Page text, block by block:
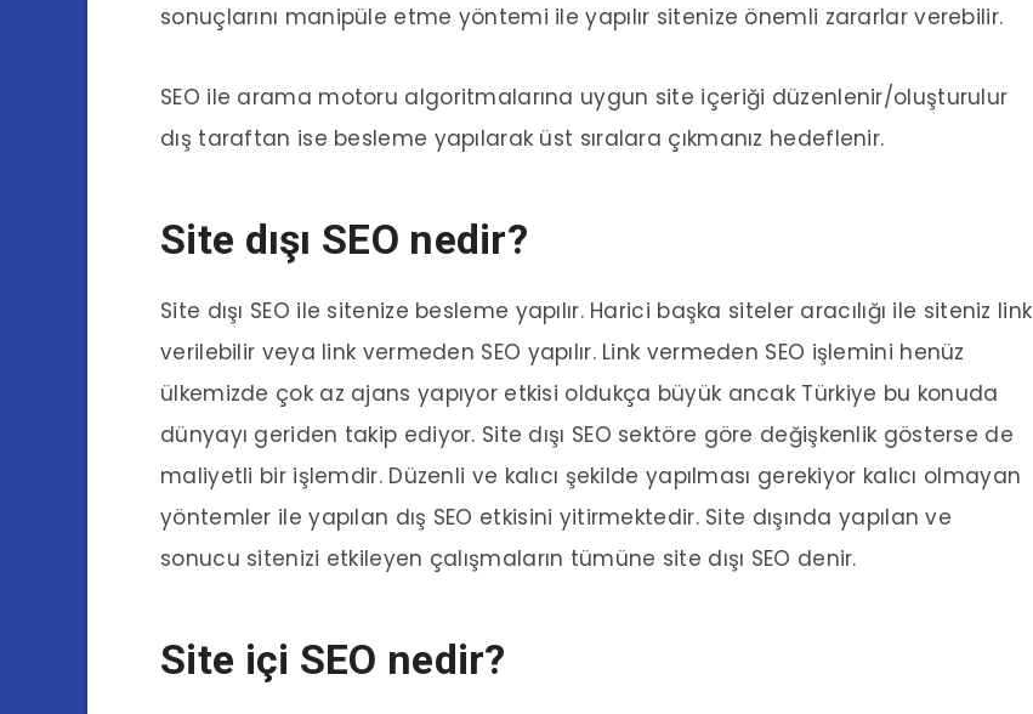
sonuçlarını manipüle etme yöntemi ile yapılır sitenize önemli zararlar verebilir.
SEO ile arama motoru algoritmalarına uygun site içeriği düzenlenir/oluşturulur
dış taraftan ise besleme yapılarak üst sıralara çıkmanız hedeflenir.
Site dışı SEO nedir?
Site dışı SEO ile sitenize besleme yapılır. Harici başka siteler aracılığı ile siteniz link
verilebilir veya link vermeden SEO yapılır. Link vermeden SEO işlemini henüz
ülkemizde çok az ajans yapıyor etkisi oldukça büyük ancak Türkiye bu konuda
dünyayı geriden takip ediyor. Site dışı SEO sektöre göre değişkenlik gösterse de
maliyetli bir işlemdir. Düzenli ve kalıcı şekilde yapılması gerekiyor kalıcı olmayan
yöntemler ile yapılan dış SEO etkisini yitirmektedir. Site dışında yapılan ve
sonucu sitenizi etkileyen çalışmaların tümüne site dışı SEO denir.
Site içi SEO nedir?